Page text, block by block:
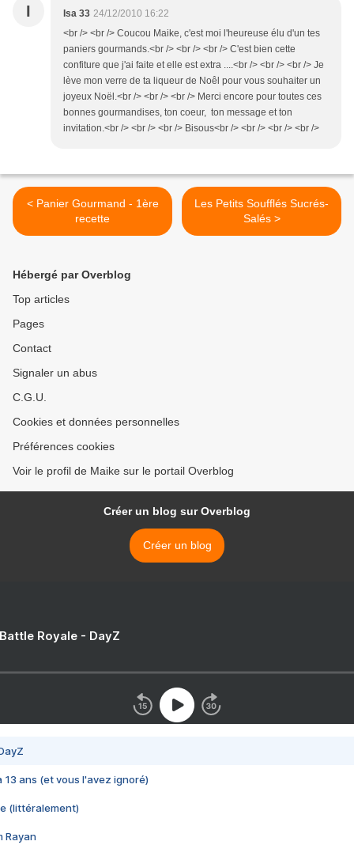
I Isa 33 24/12/2010 16:22
<br /> <br /> Coucou Maike, c'est moi l'heureuse élu d'un tes
paniers gourmands.<br /> <br /> <br /> C'est bien cette
confiture que j'ai faite et elle est extra ....<br /> <br /> <br /> Je
lève mon verre de ta liqueur de Noêl pour vous souhaiter un
joyeux Noël.<br /> <br /> <br /> Merci encore pour toutes ces
bonnes gourmandises, ton coeur, ton message et ton
invitation.<br /> <br /> <br /> Bisous<br /> <br /> <br /> <br />
< Panier Gourmand - 1ère
recette
Les Petits Soufflés Sucrés-
Salés >
Hébergé par Overblog
Top articles
Pages
Contact
Signaler un abus
C.G.U.
Cookies et données personnelles
Préférences cookies
Voir le profil de Maike sur le portail Overblog
Créer un blog sur Overblog
Créer un blog
Royale - DayZ
13 ans (et vous l'avez ignoré)
(littéralement)
Rayan